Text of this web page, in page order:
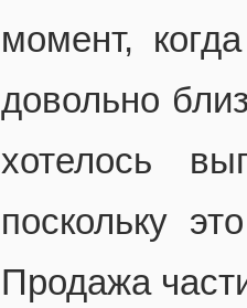
момент,
довольно
хотелось
поскольку
Продажа